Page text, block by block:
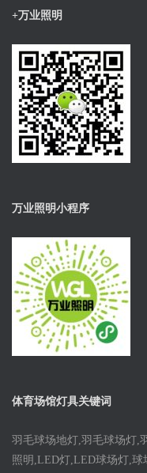
+万业照明
万业照明小程序
体育场馆灯具关键词
羽毛球场地灯,羽毛球场灯,
照明,LED灯,LED球场灯,